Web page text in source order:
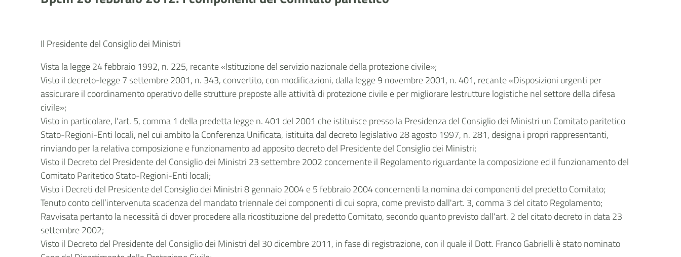
Il Presidente del Consiglio dei Ministri
Vista la legge 24 febbraio 1992, n. 225, recante «Istituzione del servizio nazionale della protezione civile»;
Visto il decreto-legge 7 settembre 2001, n. 343, convertito, con modificazioni, dalla legge 9 novembre 2001, n. 401, recante «Disposizioni urgenti per
assicurare il coordinamento operativo delle strutture preposte alle attività di protezione civile e per migliorare lestrutture logistiche nel settore della difesa
civile»;
Visto in particolare, l'art. 5, comma 1 della predetta legge n. 401 del 2001 che istituisce presso la Presidenza del Consiglio dei Ministri un Comitato paritetico
Stato-Regioni-Enti locali, nel cui ambito la Conferenza Unificata, istituita dal decreto legislativo 28 agosto 1997, n. 281, designa i propri rappresentanti,
rinviando per la relativa composizione e funzionamento ad apposito decreto del Presidente del Consiglio dei Ministri;
Visto il Decreto del Presidente del Consiglio dei Ministri 23 settembre 2002 concernente il Regolamento riguardante la composizione ed il funzionamento del
Comitato Paritetico Stato-Regioni-Enti locali;
Visto i Decreti del Presidente del Consiglio dei Ministri 8 gennaio 2004 e 5 febbraio 2004 concernenti la nomina dei componenti del predetto Comitato;
Tenuto conto dell’intervenuta scadenza del mandato triennale dei componenti di cui sopra, come previsto dall'art. 3, comma 3 del citato Regolamento;
Ravvisata pertanto la necessità di dover procedere alla ricostituzione del predetto Comitato, secondo quanto previsto dall'art. 2 del citato decreto in data 23
settembre 2002;
Visto il Decreto del Presidente del Consiglio dei Ministri del 30 dicembre 2011, in fase di registrazione, con il quale il Dott. Franco Gabrielli è stato nominato